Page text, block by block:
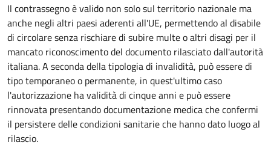
Il contrassegno è valido non solo sul territorio nazionale ma
anche negli altri paesi aderenti all'UE, permettendo al disabile
di circolare senza rischiare di subire multe o altri disagi per il
mancato riconoscimento del documento rilasciato dall'autorità
italiana. A seconda della tipologia di invalidità, può essere di
tipo temporaneo o permanente, in quest'ultimo caso
l'autorizzazione ha validità di cinque anni e può essere
rinnovata presentando documentazione medica che confermi
il persistere delle condizioni sanitarie che hanno dato luogo al
rilascio.